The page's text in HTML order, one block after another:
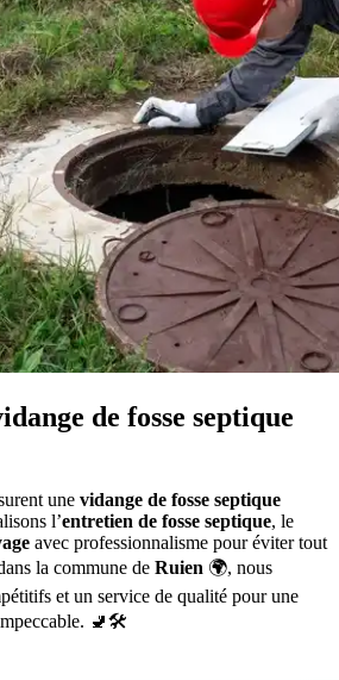
de fosse septique
une vidange de fosse septique
l’entretien de fosse septique, le
avec professionnalisme pour éviter tout
la commune de Ruien 🌍, nous
et un service de qualité pour une
🚽🛠️